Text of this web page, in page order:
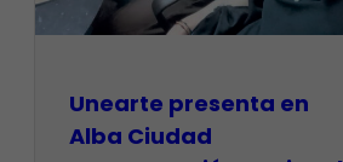
​Unearte presenta en
Alba Ciudad